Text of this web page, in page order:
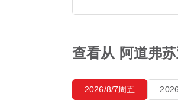
查看从 阿道弗
2026/8/7周五